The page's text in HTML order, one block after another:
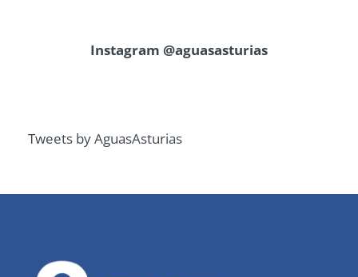
Instagram @aguasasturias
Tweets by AguasAsturias